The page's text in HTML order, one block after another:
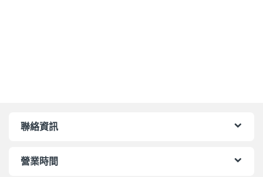
聯絡資訊
營業時間